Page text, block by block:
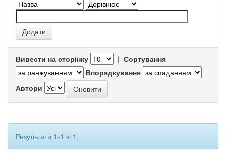
Вивести на сторінку | Сортування
Впорядкування
Автори
Результати 1-1 зі 1.